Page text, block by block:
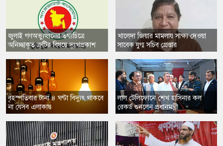
​জুলাই গণঅভ্যুত্থানের তথ্যচিত্রে
অনিচ্ছাকৃত ত্রুটির বিষয়ে দুঃখপ্রকাশ
​বৃহস্পতিবার টানা ৪ ঘণ্টা বিদ্যুৎ থাকবে
না যেসব এলাকায়
​খালেদা জিয়ার মামলায় সাক্ষ্য দেওয়া
সাবেক যুগ্ম সচিব গ্রেপ্তার
​লাল টেলিফোনে শেখ হাসিনার কল
রেকর্ড শুনলেন প্রধানমন্ত্রী